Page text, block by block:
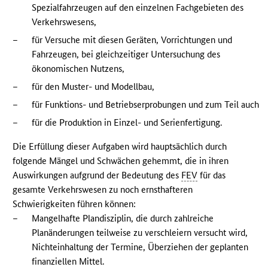
Spezialfahrzeugen auf den einzelnen Fachgebieten des
Verkehrswesens,
–
für Versuche mit diesen Geräten, Vorrichtungen und
Fahrzeugen, bei gleichzeitiger Untersuchung des
ökonomischen Nutzens,
–
für den Muster- und Modellbau,
–
für Funktions- und Betriebserprobungen und zum Teil auch
–
für die Produktion in Einzel- und Serienfertigung.
Die Erfüllung dieser Aufgaben wird hauptsächlich durch
folgende Mängel und Schwächen gehemmt, die in ihren
Auswirkungen aufgrund der Bedeutung des FEV für das
gesamte Verkehrswesen zu noch ernsthafteren
Schwierigkeiten führen können:
–
Mangelhafte Plandisziplin, die durch zahlreiche
Planänderungen teilweise zu verschleiern versucht wird,
Nichteinhaltung der Termine, Überziehen der geplanten
finanziellen Mittel.